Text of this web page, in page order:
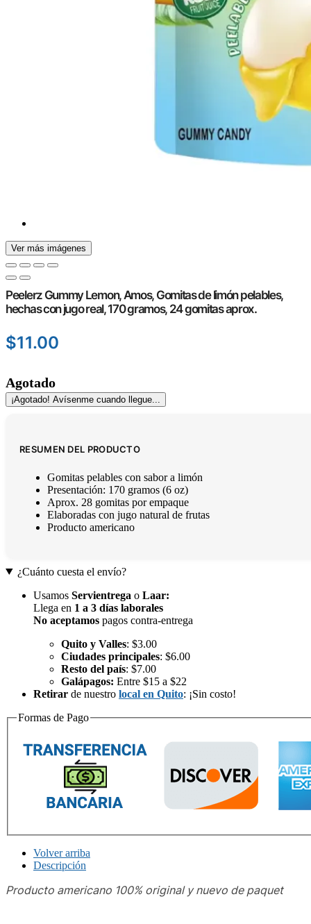
Ver más imágenes
Peelerz Gummy Lemon, Amos, Gomitas de limón pelables,
hechas con jugo real, 170 gramos, 24 gomitas aprox.
$11.00
Agotado
¡Agotado! Avísenme cuando llegue...
RESUMEN DEL PRODUCTO
Gomitas pelables con sabor a limón
Presentación: 170 gramos (6 oz)
Aprox. 28 gomitas por empaque
Elaboradas con jugo natural de frutas
Producto americano
¿Cuánto cuesta el envío?
Usamos Servientrega o Laar:
Llega en 1 a 3 días laborales
No aceptamos pagos contra-entrega
Quito y Valles: $3.00
Ciudades principales: $6.00
Resto del país: $7.00
Galápagos: Entre $15 a $22
Retirar de nuestro local en Quito: ¡Sin costo!
Formas de Pago
Volver arriba
Descripción
Producto americano 100% original y nuevo de paquet